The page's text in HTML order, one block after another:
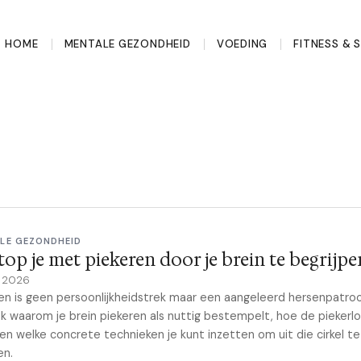
HOME MENTALE GEZONDHEID VOEDING FITNESS &
GEZONDHEID
je met piekeren door je brein te
2026
is geen persoonlijkheidstrek maar een aangeleerd
waarom je brein piekeren als nuttig bestempelt, hoe de
welke concrete technieken je kunt inzetten om uit die cirkel te